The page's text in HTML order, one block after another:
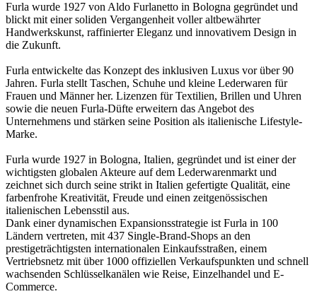
Furla wurde 1927 von Aldo Furlanetto in Bologna gegründet und
blickt mit einer soliden Vergangenheit voller altbewährter
Handwerkskunst, raffinierter Eleganz und innovativem Design in
die Zukunft.
Furla entwickelte das Konzept des inklusiven Luxus vor über 90
Jahren. Furla stellt Taschen, Schuhe und kleine Lederwaren für
Frauen und Männer her. Lizenzen für Textilien, Brillen und Uhren
sowie die neuen Furla-Düfte erweitern das Angebot des
Unternehmens und stärken seine Position als italienische Lifestyle-
Marke.
Furla wurde 1927 in Bologna, Italien, gegründet und ist einer der
wichtigsten globalen Akteure auf dem Lederwarenmarkt und
zeichnet sich durch seine strikt in Italien gefertigte Qualität, eine
farbenfrohe Kreativität, Freude und einen zeitgenössischen
italienischen Lebensstil aus.
Dank einer dynamischen Expansionsstrategie ist Furla in 100
Ländern vertreten, mit 437 Single-Brand-Shops an den
prestigeträchtigsten internationalen Einkaufsstraßen, einem
Vertriebsnetz mit über 1000 offiziellen Verkaufspunkten und schnell
wachsenden Schlüsselkanälen wie Reise, Einzelhandel und E-
Commerce.